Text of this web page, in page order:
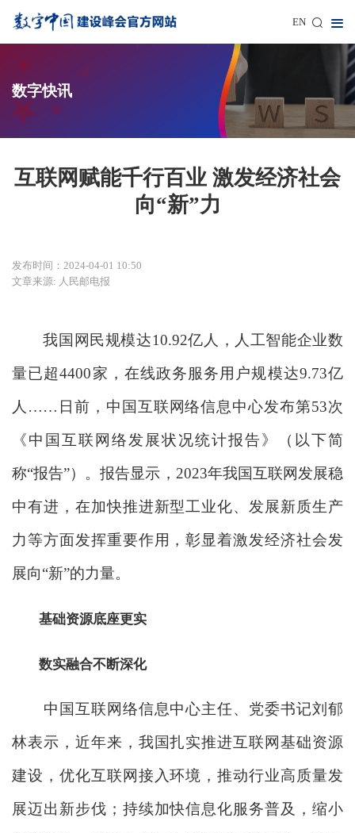
EN
数字快讯
互联网赋能千行百业 激发经济社会
向“新”力
发布时间：2024-04-01 10:50
文章来源: 人民邮电报
我国网民规模达10.92亿人，人工智能企业数
量已超4400家，在线政务服务用户规模达9.73亿
人……日前，中国互联网络信息中心发布第53次
《中国互联网络发展状况统计报告》（以下简
称“报告”）。报告显示，2023年我国互联网发展稳
中有进，在加快推进新型工业化、发展新质生产
力等方面发挥重要作用，彰显着激发经济社会发
展向“新”的力量。
基础资源底座更实
数实融合不断深化
中国互联网络信息中心主任、党委书记刘郁
林表示，近年来，我国扎实推进互联网基础资源
建设，优化互联网接入环境，推动行业高质量发
展迈出新步伐；持续加快信息化服务普及，缩小